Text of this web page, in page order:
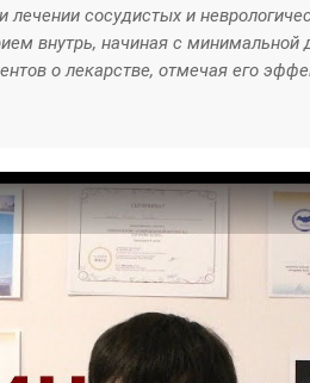
сосудистых и
внутрь, начиная с минимальной
о лекарстве, отмечая его